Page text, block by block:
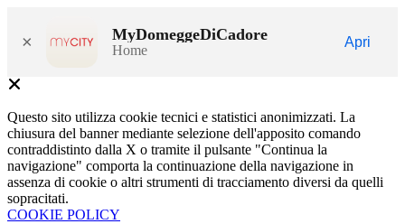
× MyDomeggeDiCadore
Home
Apri
Questo sito utilizza cookie tecnici e statistici anonimizzati. La
chiusura del banner mediante selezione dell'apposito comando
contraddistinto dalla X o tramite il pulsante "Continua la
navigazione" comporta la continuazione della navigazione in
assenza di cookie o altri strumenti di tracciamento diversi da quelli
sopracitati.
COOKIE POLICY